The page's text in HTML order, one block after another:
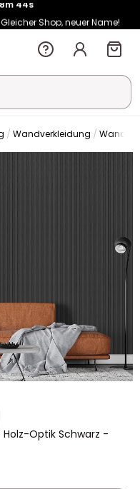
unique-Produkte
Wandverkleidung
Holz-Optik Schwarz -